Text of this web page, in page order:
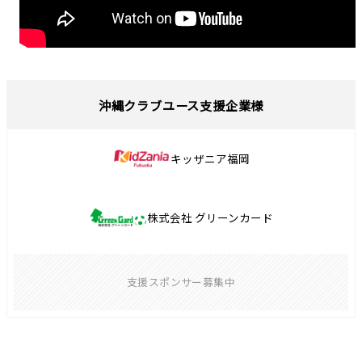
沖縄クラブユース支援企業様
キッザニア福岡
株式会社 グリーンカード
支援スポンサー募集中